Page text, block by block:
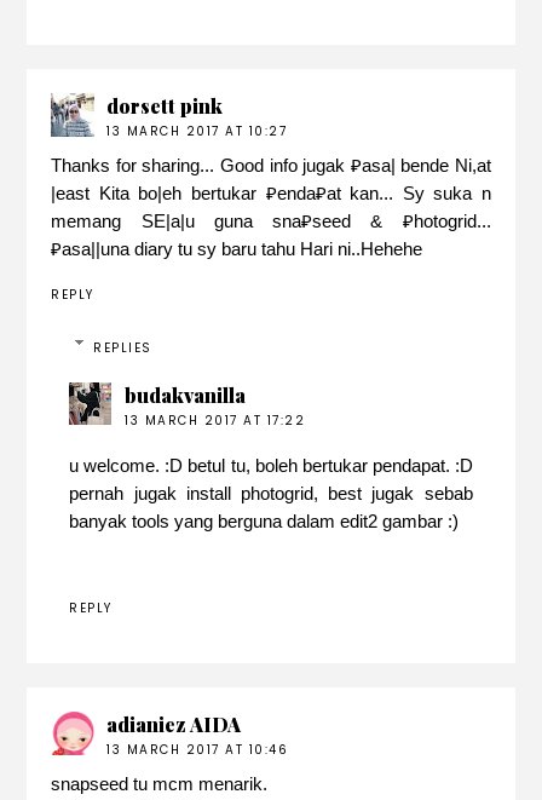
dorsett pink
13 MARCH 2017 AT 10:27
Thanks for sharing... Good info jugak ₽asa| bende Ni,at
|east Kita bo|eh bertukar ₽enda₽at kan... Sy suka n
memang SE|a|u guna sna₽seed & ₽hotogrid...
₽asa||una diary tu sy baru tahu Hari ni..Hehehe
REPLY
REPLIES
budakvanilla
13 MARCH 2017 AT 17:22
u welcome. :D betul tu, boleh bertukar pendapat. :D
pernah jugak install photogrid, best jugak sebab
banyak tools yang berguna dalam edit2 gambar :)
REPLY
adianiez AIDA
13 MARCH 2017 AT 10:46
snapseed tu mcm menarik.